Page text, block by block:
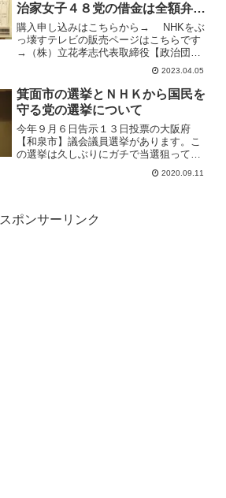
治家女子４８党の借金は全額弁済
できます。
購入申し込みはこちらから→ NHKをぶ
っ壊すテレビの販売ページはこちらです
→（株）立花孝志代表取締役【政治団
体】ＮＨＫ党【党首】立花孝志の公式
YouTubeチャンネルです。立花孝志の携
帯電話番号 08025089347国民の多くが
テレビを...
2023.04.05
箕面市の選挙とＮＨＫから国民を
守る党の選挙について
今年９月６日告示１３日投票の大阪府
【和泉市】議会議員選挙があります。こ
の選挙は久しぶりにガチで当選狙ってい
る選挙なので、立花孝志もガンガン応援
に入ります。多田ひとみ という２６歳
2020.09.11
スポンサーリンク